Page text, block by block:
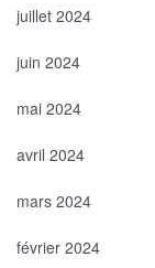
juillet 2024
juin 2024
mai 2024
avril 2024
mars 2024
février 2024